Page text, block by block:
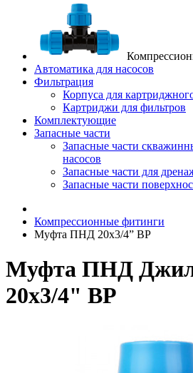
Автоматика для насосов
Фильтрация
Корпуса для
Картриджи для фильтров
Комплектующие
Запасные части
Запасные части
насосов
Запасные части для
Запасные части
Компрессионные фитинги
Муфта ПНД 20x3/4” ВР
Муфта ПНД
20x3/4" ВР